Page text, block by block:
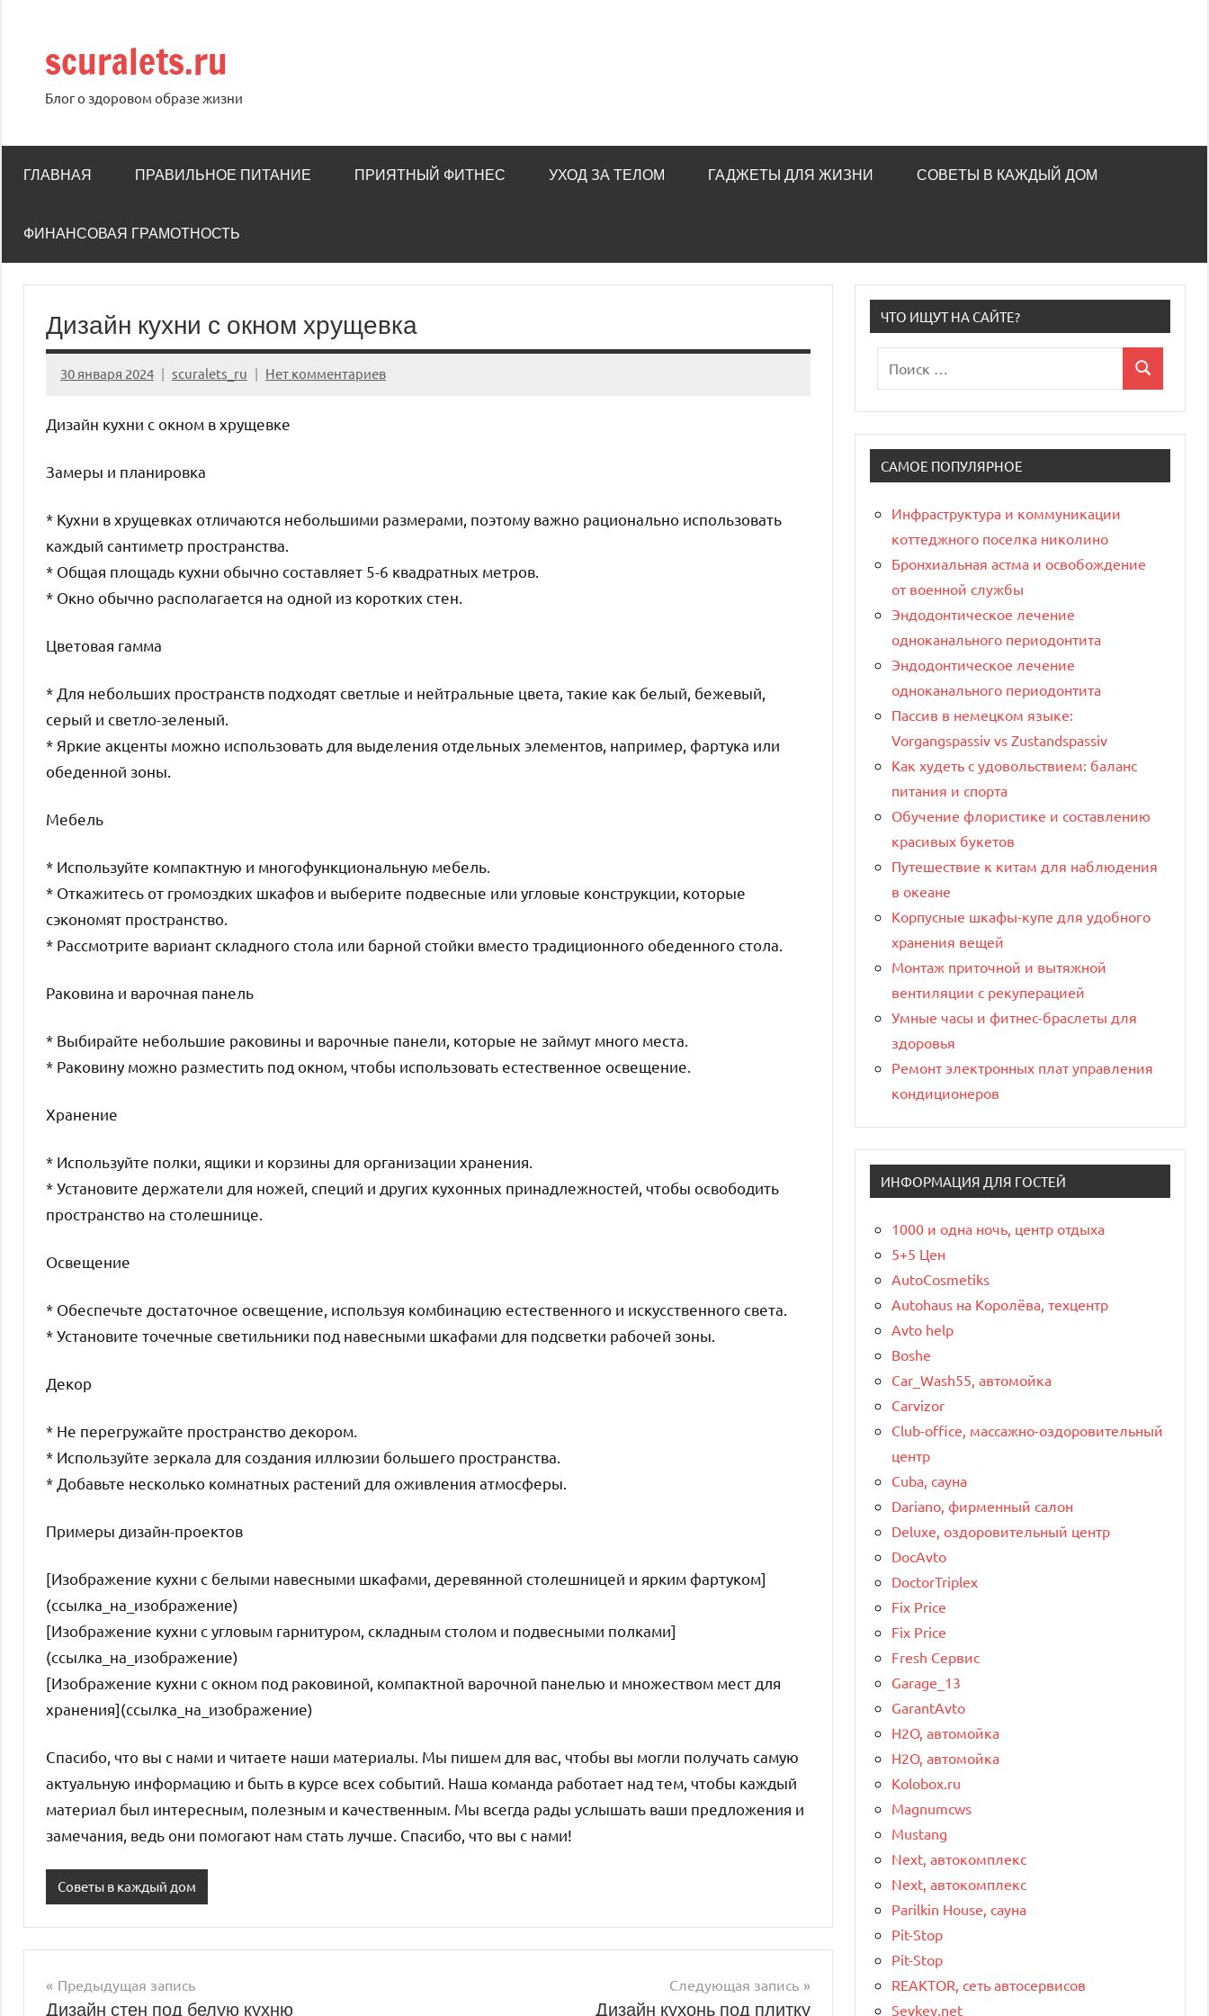
содержимому
scuralets.ru
Блог о здоровом образе жизни
ГЛАВНАЯ ПРАВИЛЬНОЕ ПИТАНИЕ ПРИЯТНЫЙ ФИТНЕС УХОД ЗА ТЕЛОМ ГАДЖЕТЫ ДЛЯ ЖИЗНИ СОВЕТЫ В КАЖДЫЙ ДОМ
ФИНАНСОВАЯ ГРАМОТНОСТЬ
Дизайн кухни с окном хрущевка
30 января 2024 scuralets_ru Нет комментариев
Дизайн кухни с окном в хрущевке
Замеры и планировка
* Кухни в хрущевках отличаются небольшими размерами, поэтому важно рационально использовать
каждый сантиметр пространства.
* Общая площадь кухни обычно составляет 5-6 квадратных метров.
* Окно обычно располагается на одной из коротких стен.
Цветовая гамма
* Для небольших пространств подходят светлые и нейтральные цвета, такие как белый, бежевый,
серый и светло-зеленый.
* Яркие акценты можно использовать для выделения отдельных элементов, например, фартука или
обеденной зоны.
Мебель
* Используйте компактную и многофункциональную мебель.
* Откажитесь от громоздких шкафов и выберите подвесные или угловые конструкции, которые
сэкономят пространство.
* Рассмотрите вариант складного стола или барной стойки вместо традиционного обеденного стола.
Раковина и варочная панель
* Выбирайте небольшие раковины и варочные панели, которые не займут много места.
* Раковину можно разместить под окном, чтобы использовать естественное освещение.
Хранение
* Используйте полки, ящики и корзины для организации хранения.
* Установите держатели для ножей, специй и других кухонных принадлежностей, чтобы освободить
пространство на столешнице.
Освещение
* Обеспечьте достаточное освещение, используя комбинацию естественного и искусственного света.
* Установите точечные светильники под навесными шкафами для подсветки рабочей зоны.
Декор
* Не перегружайте пространство декором.
* Используйте зеркала для создания иллюзии большего пространства.
* Добавьте несколько комнатных растений для оживления атмосферы.
Примеры дизайн-проектов
[Изображение кухни с белыми навесными шкафами, деревянной столешницей и ярким фартуком]
(ссылка_на_изображение)
[Изображение кухни с угловым гарнитуром, складным столом и подвесными полками]
(ссылка_на_изображение)
[Изображение кухни с окном под раковиной, компактной варочной панелью и множеством мест для
хранения](ссылка_на_изображение)
Спасибо, что вы с нами и читаете наши материалы. Мы пишем для вас, чтобы вы могли получать самую
актуальную информацию и быть в курсе всех событий. Наша команда работает над тем, чтобы каждый
материал был интересным, полезным и качественным. Мы всегда рады услышать ваши предложения и
замечания, ведь они помогают нам стать лучше. Спасибо, что вы с нами!
Советы в каждый дом
Навигация
Предыдущая запись
Дизайн стен под белую кухню
Следующая запись
Дизайн кухонь под плитку
ЧТО ИЩУТ НА САЙТЕ?
для:
Поиск
САМОЕ ПОПУЛЯРНОЕ
Инфраструктура и коммуникации
коттеджного поселка николино
Бронхиальная астма и освобождение
от военной службы
Эндодонтическое лечение
одноканального периодонтита
Эндодонтическое лечение
одноканального периодонтита
Пассив в немецком языке:
Vorgangspassiv vs Zustandspassiv
Как худеть с удовольствием: баланс
питания и спорта
Обучение флористике и составлению
красивых букетов
Путешествие к китам для наблюдения
в океане
Корпусные шкафы-купе для удобного
хранения вещей
Монтаж приточной и вытяжной
вентиляции с рекуперацией
Умные часы и фитнес-браслеты для
здоровья
Ремонт электронных плат управления
кондиционеров
ИНФОРМАЦИЯ ДЛЯ ГОСТЕЙ
1000 и одна ночь, центр отдыха
5+5 Цен
AutoCosmetiks
Autohaus на Королёва, техцентр
Avto help
Boshe
Car_Wash55, автомойка
Carvizor
Club-office, массажно-оздоровительный
центр
Cuba, сауна
Dariano, фирменный салон
Deluxe, оздоровительный центр
DocAvto
DoctorTriplex
Fix Price
Fix Price
Fresh Сервис
Garage_13
GarantAvto
H2O, автомойка
H2O, автомойка
Kolobox.ru
Magnumcws
Mustang
Next, автокомплекс
Next, автокомплекс
Parilkin House, сауна
Pit-Stop
Pit-Stop
REAKTOR, сеть автосервисов
Sevkey.net